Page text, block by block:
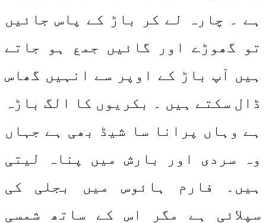
ہے ۔ چارہ لے کر باڑ کے پاس جائیں
تو گھوڑے اور گائیں جمع ہو جاتے
ہیں آپ باڑ کے اوپر سے انہیں گھاس
ڈال سکتے ہیں ۔ بکریوں کا الگ باڑہ
ہے وہاں پرانا سا شیڈ بھی ہے جہاں
وہ سردی اور بارش میں پناہ لیتی
ہیں۔ فارم ہائوس میں بجلی کی
سپلائی ہے مگر اس کے ساتھ شمسی